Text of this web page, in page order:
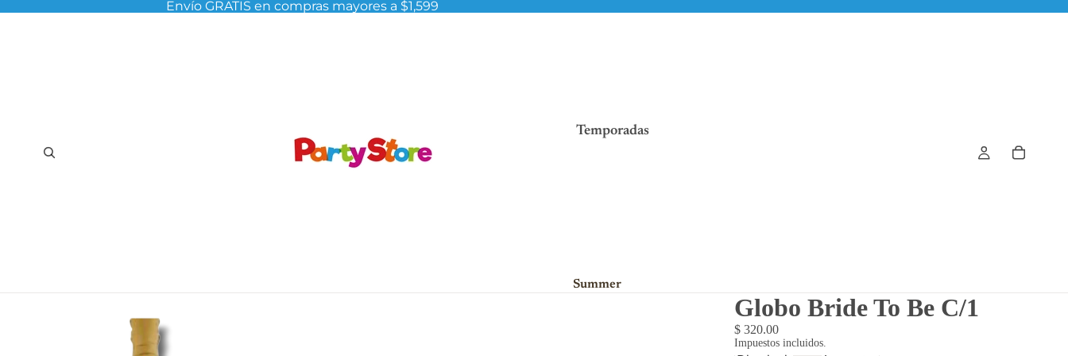
Envío GRATIS en compras mayores a $1,599
Temporadas
Summer
Globo Bride To Be C/1
$ 320.00
Impuestos incluidos.